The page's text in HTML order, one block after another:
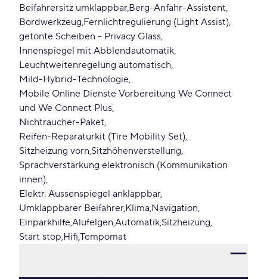
Beifahrersitz umklappbar Berg-Anfahr-Assistent
Bordwerkzeug Fernlichtregulierung (Light Assist)
getönte Scheiben - Privacy Glass
Innenspiegel mit Abblendautomatik
Leuchtweitenregelung automatisch
Mild-Hybrid-Technologie
Mobile Online Dienste Vorbereitung We Connect
und We Connect Plus
Nichtraucher-Paket
Reifen-Reparaturkit (Tire Mobility Set)
Sitzheizung vorn Sitzhöhenverstellung
Sprachverstärkung elektronisch (Kommunikation
innen)
Elektr. Aussenspiegel anklappbar
Umklappbarer Beifahrer Klima Navigation
EinparkhilfeAlufelgen Automatik Sitzheizung
Start stop Hifi Tempomat